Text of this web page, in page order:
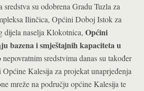
sredstva su odobrena Gradu Tuzla za
Ilinčica, Općini Doboj Istok za
dijela naselja Klokotnica, Općini
bazena i smještajnih kapaciteta u
sredstvima danas su također
Kalesija za projekat unaprjeđenja
mreže na području općine Kalesija te